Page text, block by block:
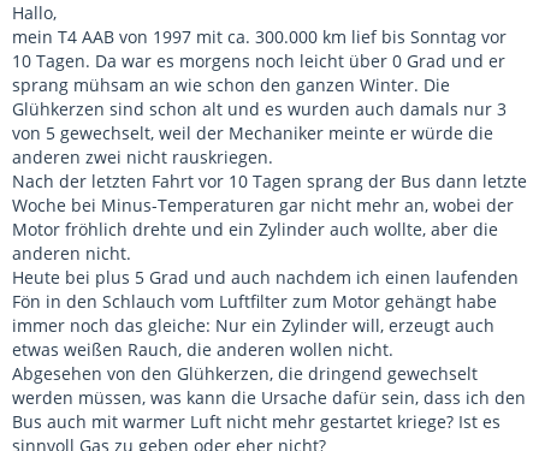
Hallo,
mein T4 AAB von 1997 mit ca. 300.000 km lief bis Sonntag vor
10 Tagen. Da war es morgens noch leicht über 0 Grad und er
sprang mühsam an wie schon den ganzen Winter. Die
Glühkerzen sind schon alt und es wurden auch damals nur 3
von 5 gewechselt, weil der Mechaniker meinte er würde die
anderen zwei nicht rauskriegen.
Nach der letzten Fahrt vor 10 Tagen sprang der Bus dann letzte
Woche bei Minus-Temperaturen gar nicht mehr an, wobei der
Motor fröhlich drehte und ein Zylinder auch wollte, aber die
anderen nicht.
Heute bei plus 5 Grad und auch nachdem ich einen laufenden
Fön in den Schlauch vom Luftfilter zum Motor gehängt habe
immer noch das gleiche: Nur ein Zylinder will, erzeugt auch
etwas weißen Rauch, die anderen wollen nicht.
Abgesehen von den Glühkerzen, die dringend gewechselt
werden müssen, was kann die Ursache dafür sein, dass ich den
Bus auch mit warmer Luft nicht mehr gestartet kriege? Ist es
sinnvoll Gas zu geben oder eher nicht?